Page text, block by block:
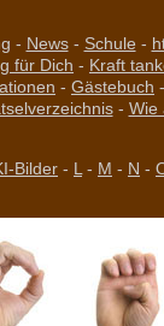
- News- Schule-
für Dich - Kraft
- Gästebuch
- Wie
Bilder - L - M - N -